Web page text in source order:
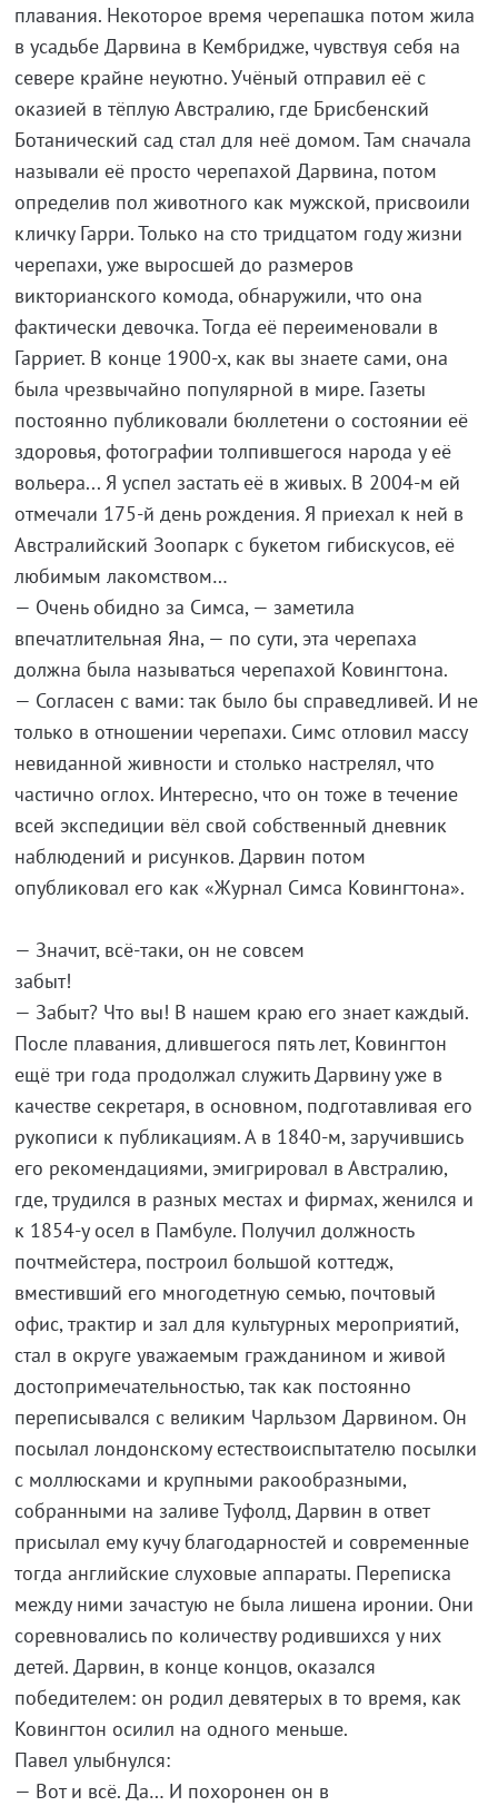
плавания. Некоторое время черепашка потом жила
в усадьбе Дарвина в Кембридже, чувствуя себя на
севере крайне неуютно. Учёный отправил её с
оказией в тёплую Австралию, где Брисбенский
Ботанический сад стал для неё домом. Там сначала
называли её просто черепахой Дарвина, потом
определив пол животного как мужской, присвоили
кличку Гарри. Только на сто тридцатом году жизни
черепахи, уже выросшей до размеров
викторианского комода, обнаружили, что она
фактически девочка. Тогда её переименовали в
Гарриет. В конце 1900-х, как вы знаете сами, она
была чрезвычайно популярной в мире. Газеты
постоянно публиковали бюллетени о состоянии её
здоровья, фотографии толпившегося народа у её
вольера... Я успел застать её в живых. В 2004-м ей
отмечали 175-й день рождения. Я приехал к ней в
Австралийский Зоопарк с букетом гибискусов, её
любимым лакомством…
— Очень обидно за Симса, — заметила
впечатлительная Яна, — по сути, эта черепаха
должна была называться черепахой Ковингтона.
— Согласен с вами: так было бы справедливей. И не
только в отношении черепахи. Симс отловил массу
невиданной живности и столько настрелял, что
частично оглох. Интересно, что он тоже в течение
всей экспедиции вёл свой собственный дневник
наблюдений и рисунков. Дарвин потом
опубликовал его как «Журнал Симса Ковингтона».
— Значит, всё-таки, он не совсем
— Забыт? Что вы! В нашем краю его знает каждый.
После плавания, длившегося пять лет, Ковингтон
ещё три года продолжал служить Дарвину уже в
качестве секретаря, в основном, подготавливая его
рукописи к публикациям. А в 1840-м, заручившись
его рекомендациями, эмигрировал в Австралию,
где, трудился в разных местах и фирмах, женился и
к 1854-у осел в Памбуле. Получил должность
почтмейстера, построил большой коттедж,
вместивший его многодетную семью, почтовый
офис, трактир и зал для культурных мероприятий,
стал в округе уважаемым гражданином и живой
достопримечательностью, так как постоянно
переписывался с великим Чарльзом Дарвином. Он
посылал лондонскому естествоиспытателю посылки
с моллюсками и крупными ракообразными,
собранными на заливе Туфолд, Дарвин в ответ
присылал ему кучу благодарностей и современные
тогда английские слуховые аппараты. Переписка
между ними зачастую не была лишена иронии. Они
соревновались по количеству родившихся у них
детей. Дарвин, в конце концов, оказался
победителем: он родил девятерых в то время, как
Ковингтон осилил на одного меньше.
Павел улыбнулся:
— Вот и всё. Да… И похоронен он в